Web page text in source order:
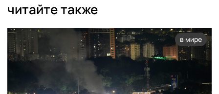
читайте также
в мире